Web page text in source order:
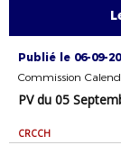
Publié le 06-09-
PV du 05
CRCCH